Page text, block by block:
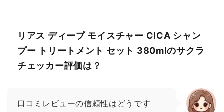
リアス ディープ モイスチャー CICA シャン
プー トリートメント セット 380mlのサクラ
チェッカー評価は？
口コミレビューの信頼性はどうです